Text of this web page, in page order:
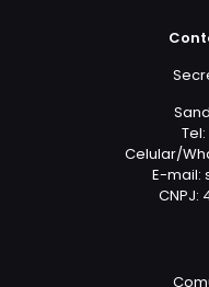
Celular/
E-mail:
CNPJ: